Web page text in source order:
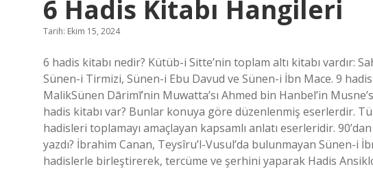
6 Hadis Kitabı Hangileri
Tarih: Ekim 15, 2024
6 hadis kitabı nedir? Kütüb-i Sitte’nin toplam altı kitabı vardır:
Sünen-i Tirmizi, Sünen-i Ebu Davud ve Sünen-i İbn Mace. 9 hadis
MalikSünen Dārimī’nin Muwatta’sı Ahmed bin Hanbel’in
hadis kitabı var? Bunlar konuya göre düzenlenmiş eserlerdir.
hadisleri toplamayı amaçlayan kapsamlı anlatı eserleridir.
yazdı? İbrahim Canan, Teysîru’l-Vusul’da bulunmayan Sünen-i
hadislerle birleştirerek, tercüme ve şerhini yaparak Hadis